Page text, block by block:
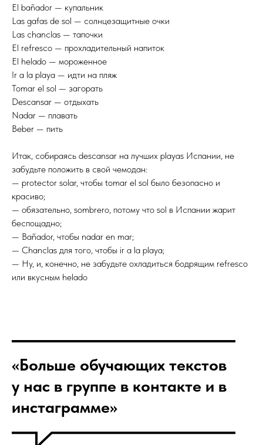
El bañador — купальник
Las gafas de sol — солнцезащитные очки
Las chanclas — тапочки
El refresco — прохладительный напиток
El helado — мороженное
Ir a la playa — идти на пляж
Tomar el sol — загорать
Descansar — отдыхать
Nadar — плавать
Beber — пить
Итак, собираясь descansar на лучших playas Испании, не
забудьте положить в свой чемодан:
— protector solar, чтобы tomar el sol было безопасно и
красиво;
— обязательно, sombrero, потому что sol в Испании жарит
беспощадно;
— Bañador, чтобы nadar en mar;
— Chanclas для того, чтобы ir a la playa;
— Ну, и, конечно, не забудьте охладиться бодрящим refresco
или вкусным helado
«Больше обучающих текстов
у нас в группе в контакте и в
инстаграмме»